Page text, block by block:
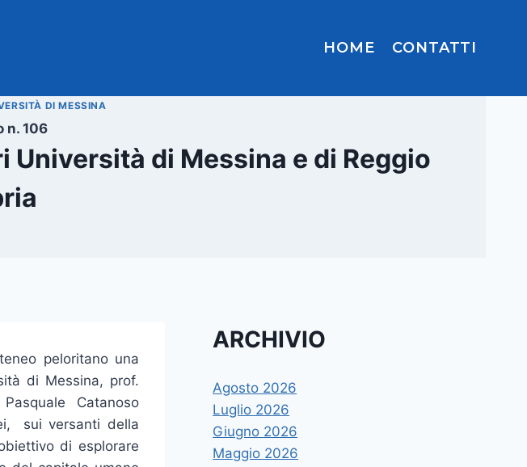
HOME CONTATTI
DI MESSINA
n. 106
di Messina e di Reggio
peloritano una
di Messina, prof.
Catanoso
sui versanti della
di esplorare
ARCHIVIO
Agosto 2026
Luglio 2026
Giugno 2026
Maggio 2026